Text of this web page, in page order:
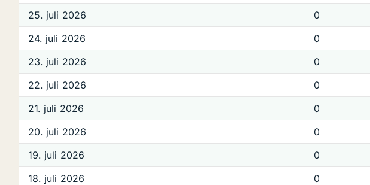
25. juli 2026
0
24. juli 2026
0
23. juli 2026
0
22. juli 2026
0
21. juli 2026
0
20. juli 2026
0
19. juli 2026
0
18. juli 2026
0